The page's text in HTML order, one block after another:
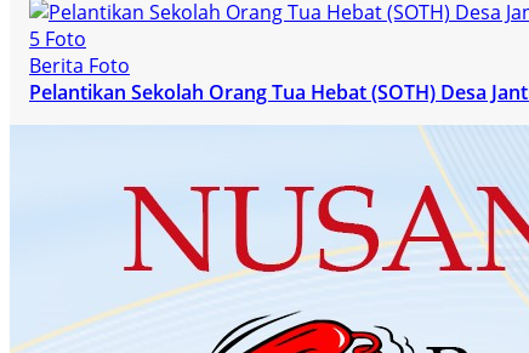
5 Foto
Berita Foto
Pelantikan Sekolah Orang Tua Hebat (SOTH) Desa